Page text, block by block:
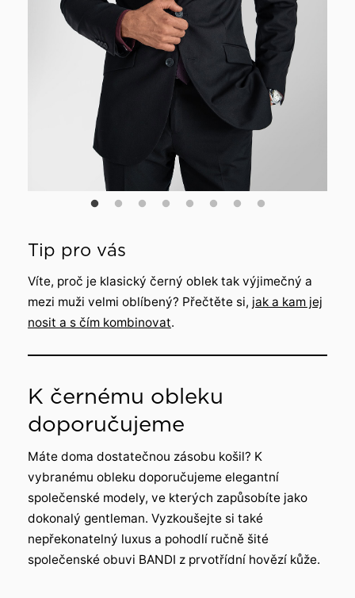
Tip pro vás
Víte, proč je klasický černý oblek tak výjimečný a
mezi muži velmi oblíbený? Přečtěte si, jak a kam jej
nosit a s čím kombinovat.
K černému obleku
doporučujeme
Máte doma dostatečnou zásobu košil? K
vybranému obleku doporučujeme elegantní
společenské modely, ve kterých zapůsobíte jako
dokonalý gentleman. Vyzkoušejte si také
nepřekonatelný luxus a pohodlí ručně šité
společenské obuvi BANDI z prvotřídní hovězí kůže.